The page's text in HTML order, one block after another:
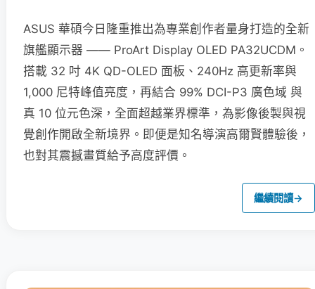
ASUS 華碩今日隆重推出為專業創作者量身打造的全新
旗艦顯示器 —— ProArt Display OLED PA32UCDM。
搭載 32 吋 4K QD-OLED 面板、240Hz 高更新率與
1,000 尼特峰值亮度，再結合 99% DCI-P3 廣色域 與
真 10 位元色深，全面超越業界標準，為影像後製與視
覺創作開啟全新境界。即便是知名導演高爾賢體驗後，
也對其震撼畫質給予高度評價。
繼續閱讀→